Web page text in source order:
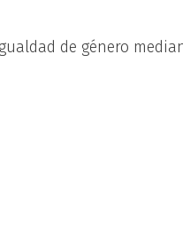
de género